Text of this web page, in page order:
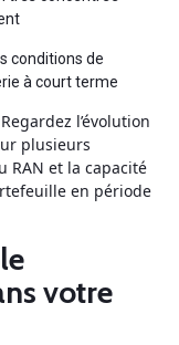
conditions de
à court terme
l’évolution
plusieurs
RAN et la capacité
en période
votre